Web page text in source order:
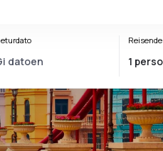
Reisende